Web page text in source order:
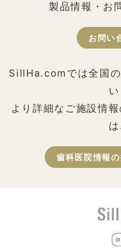
製品情報・お
お問い
SillHa.comでは全国
い
より詳細なご施設情
歯科医院情報